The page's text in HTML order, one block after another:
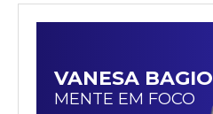
VANESA BAGIO
MENTE EM FOCO